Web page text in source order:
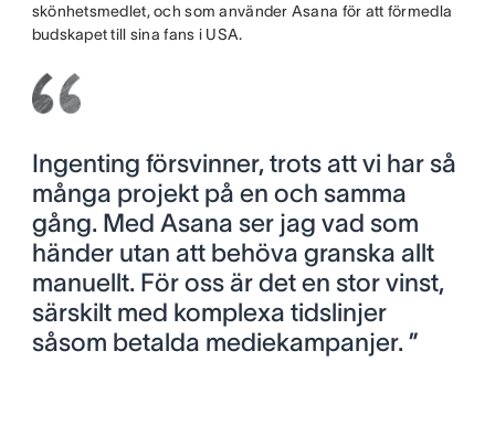
skönhetsmedlet, och som använder Asana för att förmedla
budskapet till sina fans i USA.
Ingenting försvinner, trots att vi har så
många projekt på en och samma
gång. Med Asana ser jag vad som
händer utan att behöva granska allt
manuellt. För oss är det en stor vinst,
särskilt med komplexa tidslinjer
såsom betalda mediekampanjer. ”